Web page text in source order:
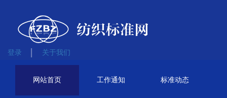
登录 关于我们
网站首页 工作通知 标准动态